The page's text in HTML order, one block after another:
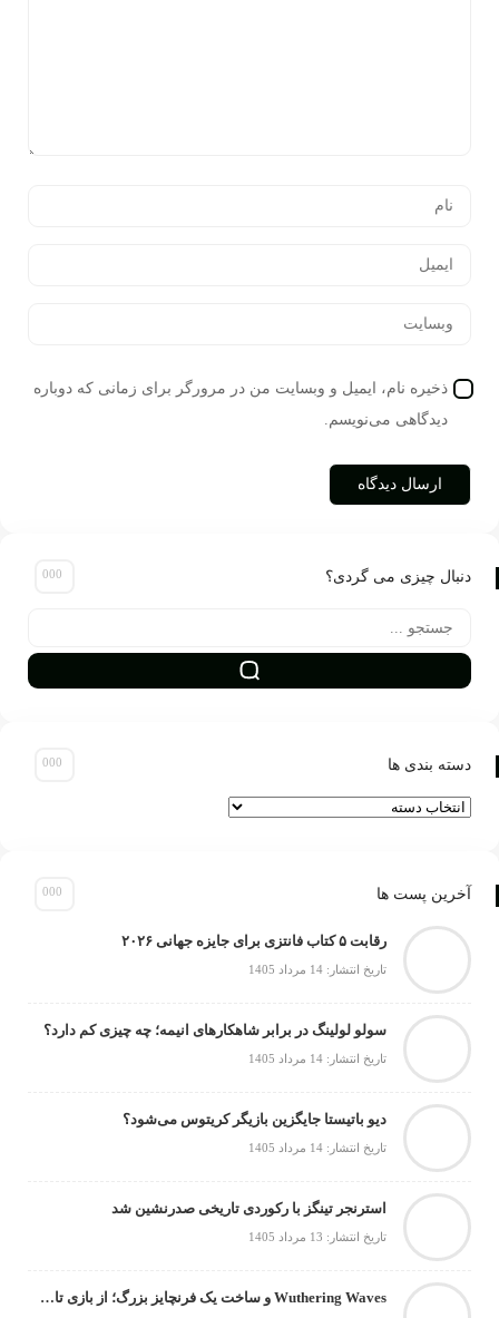
ذخیره نام، ایمیل و وبسایت من در مرورگر برای زمانی که دوباره
دیدگاهی می‌نویسم.
چیزی می گردی؟
بندی ها
پست ها
رقابت ۵ کتاب فانتزی برای جایزه جهانی ۲۰۲۶
تاریخ انتشار: 14 مرداد 1405
سولو لولینگ در برابر شاهکارهای انیمه؛ چه چیزی کم دارد؟
تاریخ انتشار: 14 مرداد 1405
دیو باتیستا جایگزین بازیگر کریتوس می‌شود؟
تاریخ انتشار: 14 مرداد 1405
استرنجر تینگز با رکوردی تاریخی صدرنشین شد
تاریخ انتشار: 13 مرداد 1405
Wuthering Waves و ساخت یک فرنچایز بزرگ؛ از بازی تا انیمه